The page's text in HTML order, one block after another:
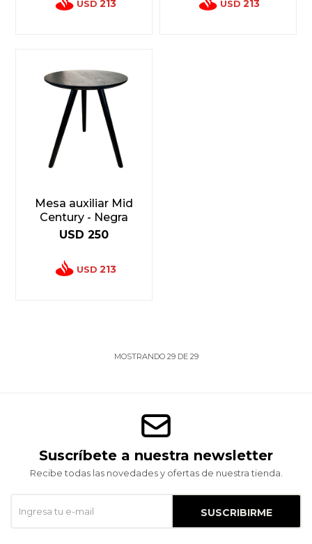
USD 213 USD 213
Mesa auxiliar Mid
Century - Negra
USD 250
USD 213
MOSTRANDO 29DE 29
Suscríbete a nuestra newsletter
Recibe todas las novedades y ofertas de nuestra tienda.
SUSCRIBIRME